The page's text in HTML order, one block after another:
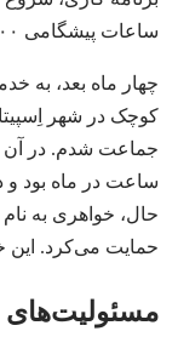
ساعات پیشگامی ۱۰۰ ساعت در ماه بود.‏
چهار ماه بعد،‏ به
کوچک در شهر
ساعت در ماه بود و
حال،‏ خواهری به
حمایت می‌کرد.‏ این
مسئولیت‌های